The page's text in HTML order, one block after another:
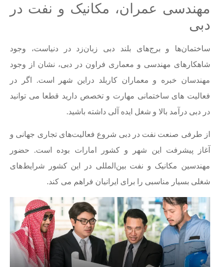
مهندسی عمران، مکانیک و نفت در
دبی
ساختمان‌ها و برج‌های بلند دبی زبان‌زد در دنیاست، وجود
شاهکارهای مهندسی و معماری فراون در دبی، نشان از وجود
مهندسان خبره و معماران کاربلد دراین شهر است. اگر در
فعالیت های ساختمانی مهارت و تخصص دارید قطعا می توانید
در دبی درآمد بالا و شغل ایده آلی داشته باشید.
از طرفی صنعت نفت در دبی شروع فعالیت‌های تجاری جهانی و
آغاز پیشرفت این شهر و کشور امارات بوده است. حضور
مهندسین مکانیک و نفت بین‌المللی در این کشور شرایط‌های
شغلی بسیار مناسبی را برای ایرانیان فراهم می کند.